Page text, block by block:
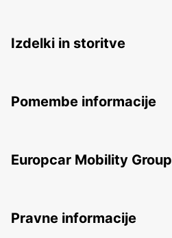
Izdelki in storitve
Pomembe informacije
Europcar Mobility Group
Pravne informacije